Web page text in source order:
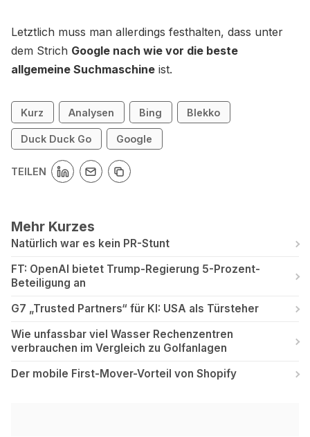
Letztlich muss man allerdings festhalten, dass unter
dem Strich Google nach wie vor die beste
allgemeine Suchmaschine ist.
Kurz Analysen Bing Blekko
Duck Duck Go Google
TEILEN
Mehr Kurzes
Natürlich war es kein PR-Stunt
FT: OpenAI bietet Trump-Regierung 5-Prozent-
Beteiligung an
G7 „Trusted Partners“ für KI: USA als Türsteher
Wie unfassbar viel Wasser Rechenzentren
verbrauchen im Vergleich zu Golfanlagen
Der mobile First-Mover-Vorteil von Shopify